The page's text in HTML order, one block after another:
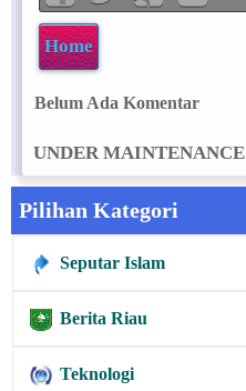
Home
Belum Ada Komentar
UNDER MAINTENANCE
Pilihan Kategori
Seputar Islam
Berita Riau
Teknologi